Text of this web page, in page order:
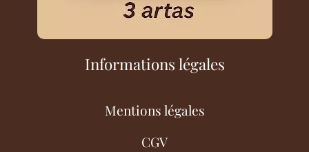
Informations légales
Mentions légales
CGV